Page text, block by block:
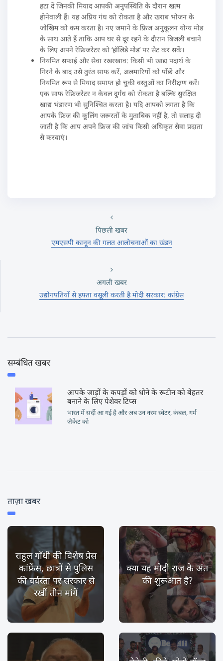
हटा दें जिनकी मियाद आपकी अनुपस्थिति के दौरान खत्म
होनेवाली हैं। यह अप्रिय गंध को रोकता है और खराब भोजन के
जोखिम को कम करता है। नए जमाने के फ्रिज अनुकूलन योग्य मोड
के साथ आते हैं ताकि आप घर से दूर रहने के दौरान बिजली बचाने
के लिए अपने रेफ्रिजरेटर को ‘हॉलिडे मोड’ पर सेट कर सकें।
नियमित सफाई और सेवा रखरखाव: किसी भी खाद्य पदार्थ के
गिरने के बाद उसे तुरंत साफ करें, अलमारियों को पोंछें और
नियमित रूप से मियाद समाप्त हो चुकी वस्तुओं का निरीक्षण करें।
एक साफ रेफ्रिजरेटर न केवल दुर्गंध को रोकता है बल्कि सुरक्षित
खाद्य भंडारण भी सुनिश्चित करता है। यदि आपको लगता है कि
आपके फ्रिज की कूलिंग जरूरतों के मुताबिक नहीं है, तो सलाह दी
जाती है कि आप अपने फ्रिज की जांच किसी अधिकृत सेवा प्रदाता
से करवाएं।
पिछली खबर
एमएसपी कानून की गलत आलोचनाओं का खंडन
अगली खबर
उद्योगपतियों से हफ्ता वसूली करती है मोदी सरकार: कांग्रेस
सम्बंधित खबर
आपके जाड़ों के कपड़ों को धोने के रूटीन को बेहतर
बनाने के लिए पेशेवर टिप्स
भारत में सर्दी आ गई है और अब उन नरम स्वेटर, कंबल, गर्म
जैकेट को
ताज़ा खबर
राहुल गाँधी की विशेष प्रेस
कांफ्रेंस, छात्रों से पुलिस
की बर्बरता पर सरकार से
रखीं तीन मांगें
क्या यह मोदी राज के अंत
की शुरूआत है?